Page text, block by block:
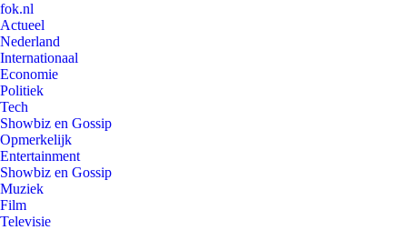
fok.nl
Actueel
Nederland
Internationaal
Economie
Politiek
Tech
Showbiz en Gossip
Opmerkelijk
Entertainment
Showbiz en Gossip
Muziek
Film
Televisie